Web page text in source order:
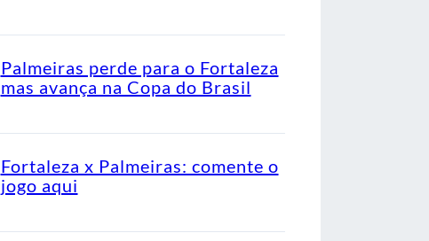
Palmeiras perde para o Fortaleza
mas avança na Copa do Brasil
Fortaleza x Palmeiras: comente o
jogo aqui